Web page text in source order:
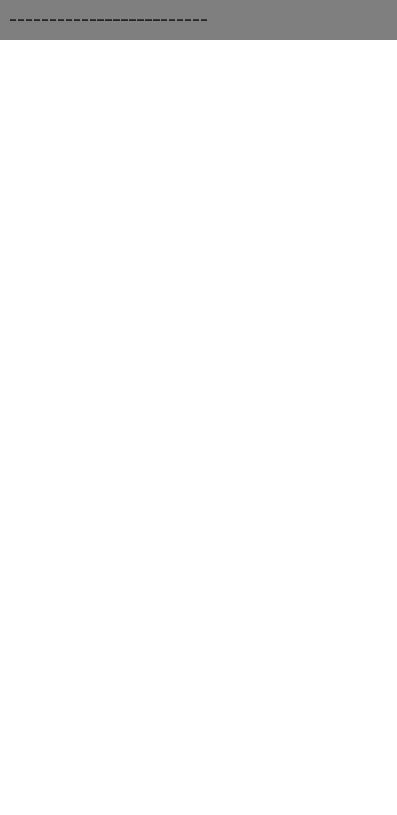
-------------------------
-----